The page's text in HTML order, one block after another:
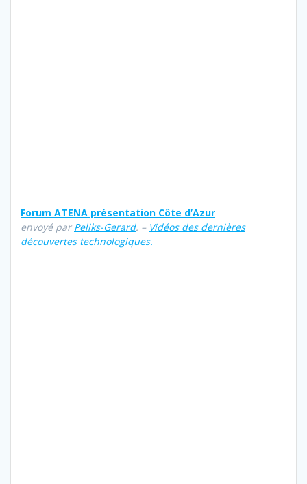
Forum ATENA présentation Côte d’Azur
envoyé par Peliks-Gerard. – Vidéos des dernières
découvertes technologiques.